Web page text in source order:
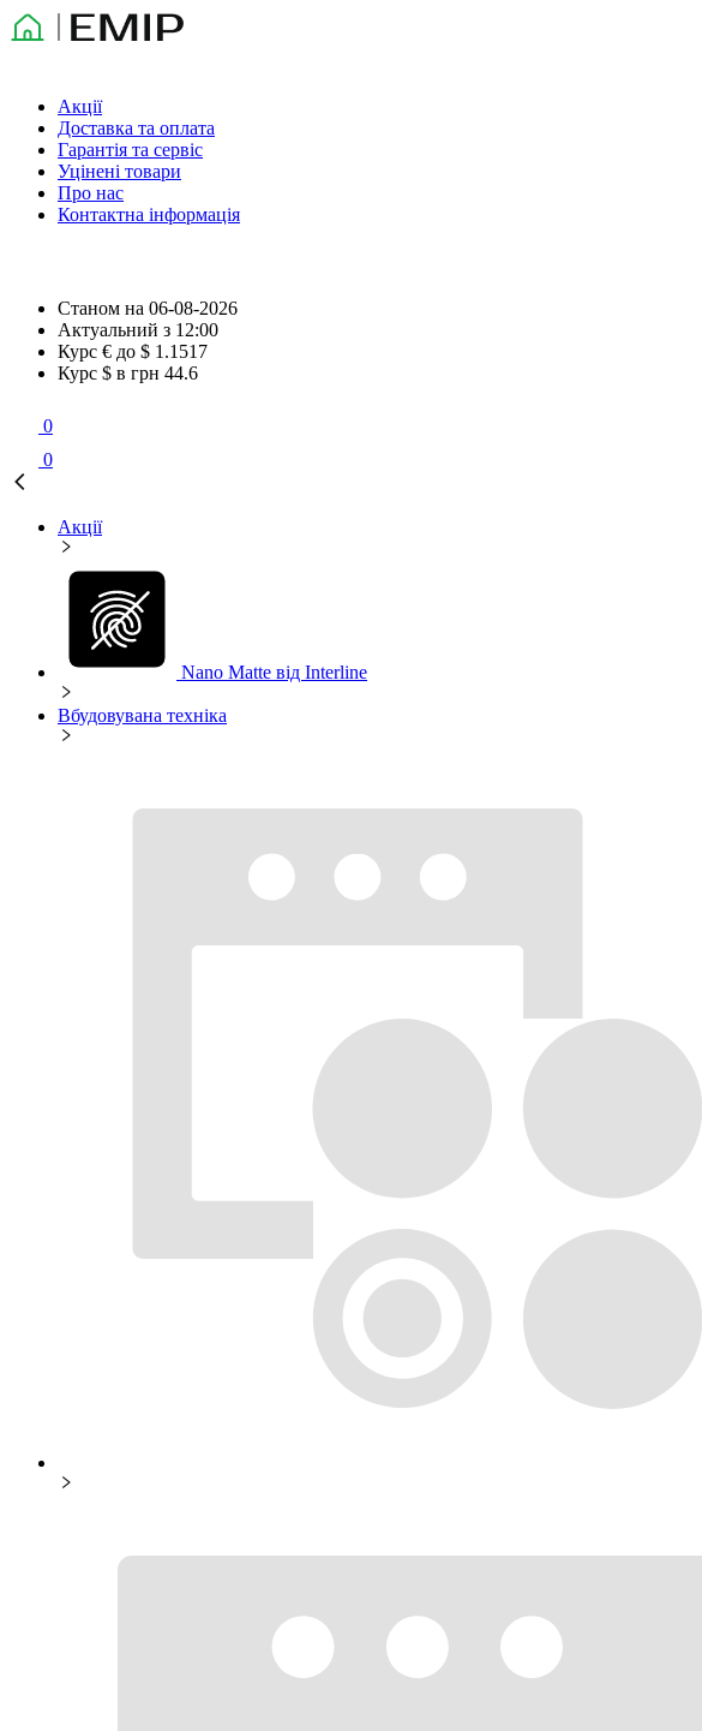
Акції
Доставка та оплата
Гарантія та сервіс
Уцінені товари
Про нас
Контактна інформація
Станом на 06-08-2026
Актуальний з 12:00
Курс € до $ 1.1517
Курс $ в грн 44.6
0
0
Акції
Nano Matte від Interline
Вбудовувана техніка